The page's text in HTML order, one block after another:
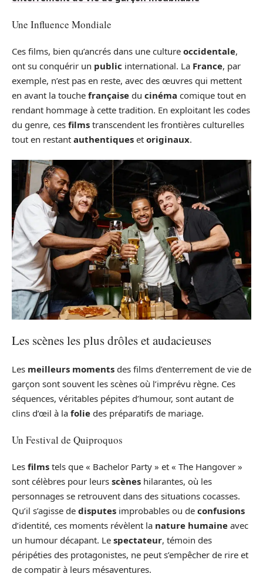
Une Influence Mondiale
Ces films, bien qu’ancrés dans une culture occidentale,
ont su conquérir un public international. La France, par
exemple, n’est pas en reste, avec des œuvres qui mettent
en avant la touche française du cinéma comique tout en
rendant hommage à cette tradition. En exploitant les codes
du genre, ces films transcendent les frontières culturelles
tout en restant authentiques et originaux.
Les scènes les plus drôles et audacieuses
Les meilleurs moments des films d’enterrement de vie de
garçon sont souvent les scènes où l’imprévu règne. Ces
séquences, véritables pépites d’humour, sont autant de
clins d’œil à la folie des préparatifs de mariage.
Un Festival de Quiproquos
Les films tels que « Bachelor Party » et « The Hangover »
sont célèbres pour leurs scènes hilarantes, où les
personnages se retrouvent dans des situations cocasses.
Qu’il s’agisse de disputes improbables ou de confusions
d’identité, ces moments révèlent la nature humaine avec
un humour décapant. Le spectateur, témoin des
péripéties des protagonistes, ne peut s’empêcher de rire et
de compatir à leurs mésaventures.